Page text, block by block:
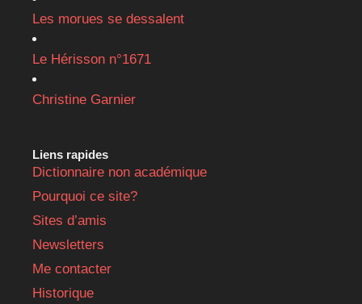
Les morues se dessalent
Le Hérisson n°1671
Christine Garnier
Liens rapides
Dictionnaire non académique
Pourquoi ce site?
Sites d’amis
Newsletters
Me contacter
Historique